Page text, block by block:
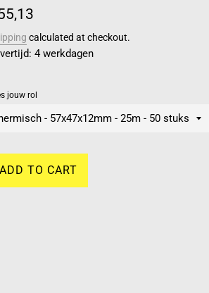
calculated at checkout.
4 werkdagen
jouw rol
ADD TO CART